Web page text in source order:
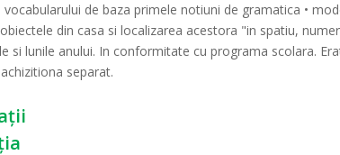
de baza primele notiuni de gramatica •
din casa si localizarea acestora "in spatiu,
si lunile anului. In conformitate cu programa scolara.
separat.